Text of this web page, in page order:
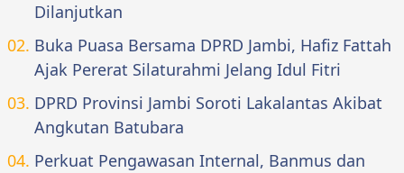
Dilanjutkan
Buka Puasa Bersama DPRD Jambi, Hafiz Fattah
Ajak Pererat Silaturahmi Jelang Idul Fitri
DPRD Provinsi Jambi Soroti Lakalantas Akibat
Angkutan Batubara
Perkuat Pengawasan Internal, Banmus dan